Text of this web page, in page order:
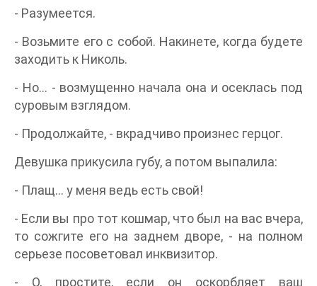
- Разумеется.
- Возьмите его с собой. Накинете, когда будете
заходить к Николь.
- Но… - возмущенно начала она и осеклась под
суровым взглядом.
- Продолжайте, - вкрадчиво произнес герцог.
Девушка прикусила губу, а потом выпалила:
- Плащ… у меня ведь есть свой!
- Если вы про тот кошмар, что был на вас вчера,
то сожгите его на заднем дворе, - на полном
серьезе посоветовал инквизитор.
- О, простите, если он оскорбляет ваш